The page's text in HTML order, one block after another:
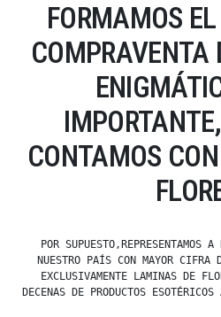
FORMAMOS
COMPRAVENTA
CONTAMOS
POR SUPUESTO,REPRESENTAMOS
NUESTRO PAÍS CON MAYOR CIFRA
EXCLUSIVAMENTE LAMINAS DE
DECENAS DE PRODUCTOS